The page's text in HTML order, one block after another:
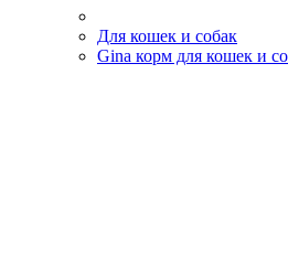
Для кошек и собак
Gina корм для кошек и